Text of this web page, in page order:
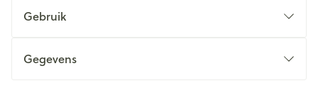
Gebruik
Gegevens